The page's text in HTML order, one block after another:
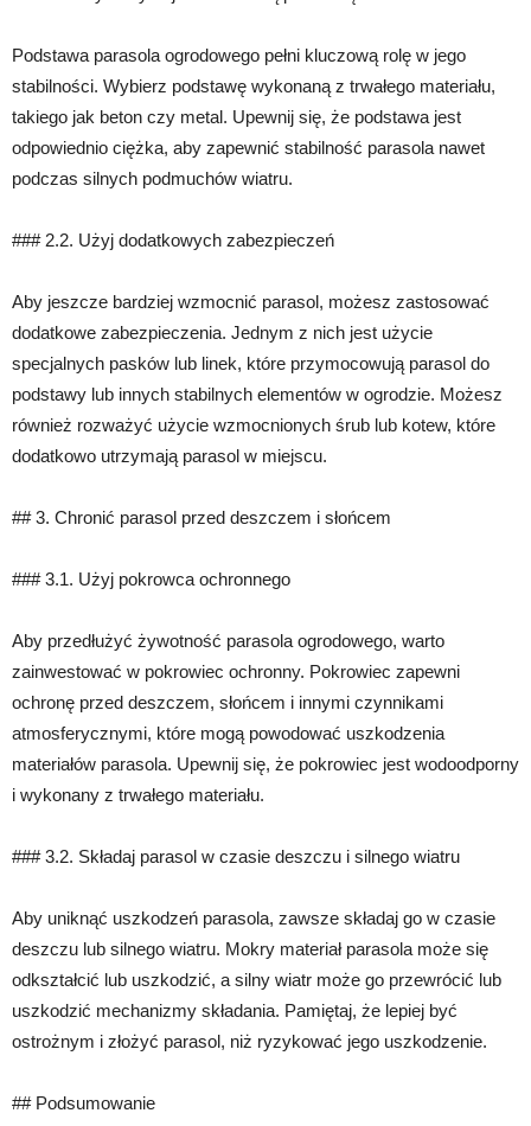
Podstawa parasola ogrodowego pełni kluczową rolę w jego
stabilności. Wybierz podstawę wykonaną z trwałego materiału,
takiego jak beton czy metal. Upewnij się, że podstawa jest
odpowiednio ciężka, aby zapewnić stabilność parasola nawet
podczas silnych podmuchów wiatru.
### 2.2. Użyj dodatkowych zabezpieczeń
Aby jeszcze bardziej wzmocnić parasol, możesz zastosować
dodatkowe zabezpieczenia. Jednym z nich jest użycie
specjalnych pasków lub linek, które przymocowują parasol do
podstawy lub innych stabilnych elementów w ogrodzie. Możesz
również rozważyć użycie wzmocnionych śrub lub kotew, które
dodatkowo utrzymają parasol w miejscu.
## 3. Chronić parasol przed deszczem i słońcem
### 3.1. Użyj pokrowca ochronnego
Aby przedłużyć żywotność parasola ogrodowego, warto
zainwestować w pokrowiec ochronny. Pokrowiec zapewni
ochronę przed deszczem, słońcem i innymi czynnikami
atmosferycznymi, które mogą powodować uszkodzenia
materiałów parasola. Upewnij się, że pokrowiec jest wodoodporny
i wykonany z trwałego materiału.
### 3.2. Składaj parasol w czasie deszczu i silnego wiatru
Aby uniknąć uszkodzeń parasola, zawsze składaj go w czasie
deszczu lub silnego wiatru. Mokry materiał parasola może się
odkształcić lub uszkodzić, a silny wiatr może go przewrócić lub
uszkodzić mechanizmy składania. Pamiętaj, że lepiej być
ostrożnym i złożyć parasol, niż ryzykować jego uszkodzenie.
## Podsumowanie